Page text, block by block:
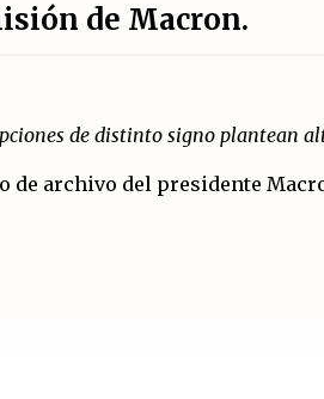
de Macron.
de distinto signo plantean